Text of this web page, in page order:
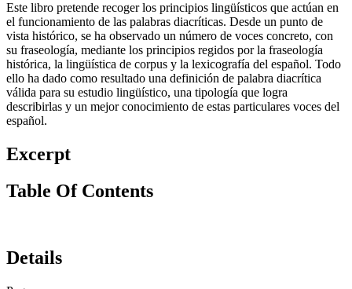
Este libro pretende recoger los principios lingüísticos que actúan en
el funcionamiento de las palabras diacríticas. Desde un punto de
vista histórico, se ha observado un número de voces concreto, con
su fraseología, mediante los principios regidos por la fraseología
histórica, la lingüística de corpus y la lexicografía del español. Todo
ello ha dado como resultado una definición de palabra diacrítica
válida para su estudio lingüístico, una tipología que logra
describirlas y un mejor conocimiento de estas particulares voces del
español.
Excerpt
Table Of Contents
Details